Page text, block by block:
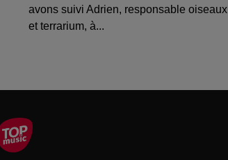
avons suivi Adrien, responsable oiseaux
et terrarium, à...